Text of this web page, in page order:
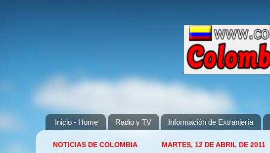
Inicio - Home Radio y TV Información de Extranjería
MARTES, 12 DE ABRIL DE 2011
NOTICIAS DE COLOMBIA